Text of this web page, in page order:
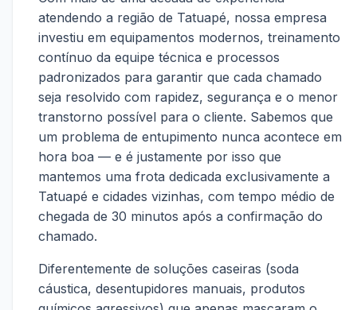
atendendo a região de Tatuapé, nossa empresa
investiu em equipamentos modernos, treinamento
contínuo da equipe técnica e processos
padronizados para garantir que cada chamado
seja resolvido com rapidez, segurança e o menor
transtorno possível para o cliente. Sabemos que
um problema de entupimento nunca acontece em
hora boa — e é justamente por isso que
mantemos uma frota dedicada exclusivamente a
Tatuapé e cidades vizinhas, com tempo médio de
chegada de 30 minutos após a confirmação do
chamado.
Diferentemente de soluções caseiras (soda
cáustica, desentupidores manuais, produtos